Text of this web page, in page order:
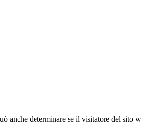
anche determinare se il visitatore del sito